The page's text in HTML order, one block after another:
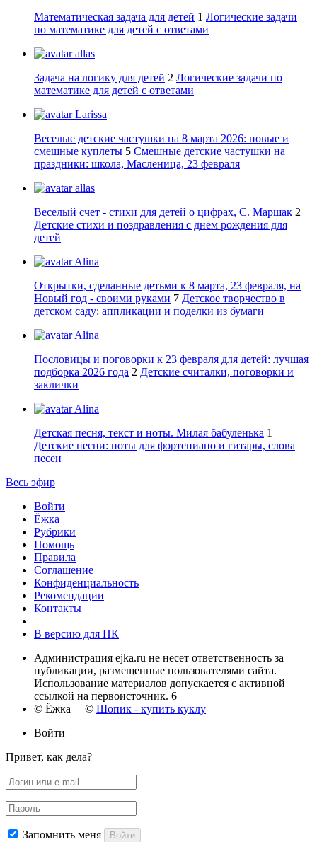
Математическая задача для детей 1 Логические задачи
по математике для детей с ответами
allas
Задача на логику для детей 2 Логические задачи по
математике для детей с ответами
Larissa
Веселые детские частушки на 8 марта 2026: новые и
смешные куплеты 5 Смешные детские частушки на
праздники: школа, Масленица, 23 февраля
allas
Веселый счет - стихи для детей о цифрах, С. Маршак 2
Детские стихи и поздравления с днем рождения для
детей
Alina
Открытки, сделанные детьми к 8 марта, 23 февраля, на
Новый год - своими руками 7 Детское творчество в
детском саду: аппликации и поделки из бумаги
Alina
Пословицы и поговорки к 23 февраля для детей: лучшая
подборка 2026 года 2 Детские считалки, поговорки и
заклички
Alina
Детская песня, текст и ноты. Милая бабуленька 1
Детские песни: ноты для фортепиано и гитары, слова
песен
Весь эфир
Войти
Ёжка
Рубрики
Помощь
Правила
Соглашение
Конфиденциальность
Рекомендации
Контакты
В версию для ПК
Администрация ejka.ru не несет ответственность за
публикации, размещенные пользователями сайта.
Использование материалов допускается с активной
ссылкой на первоисточник. 6+
© Ёжка © Шопик - купить куклу
Войти
Привет, как дела?
Запомнить меня Войти